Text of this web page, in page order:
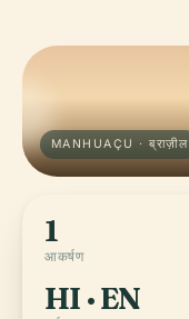
MANHUAÇU · ब्राज़ील
1
आकर्षण
HI · EN